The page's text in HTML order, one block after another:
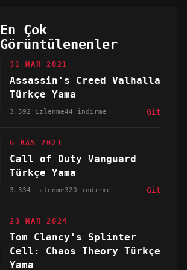
En Çok
Görüntülenenler
31 MAR 2021
Assassin's Creed Valhalla
Türkçe Yama
3.592 izlenme44 indirme Git
6 KAS 2021
Call of Duty Vanguard
Türkçe Yama
3.334 izlenme320 indirme Git
23 MAR 2024
Tom Clancy's Splinter
Cell: Chaos Theory Türkçe
Yama